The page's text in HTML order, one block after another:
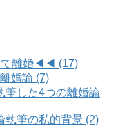
て離婚◀◀ (17)
婚論 (7)
筆した4つの離婚論
執筆の私的背景 (2)